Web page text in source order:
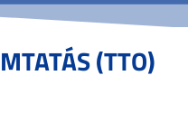
(TTO)